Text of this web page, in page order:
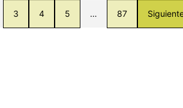
3 4 5 … 87